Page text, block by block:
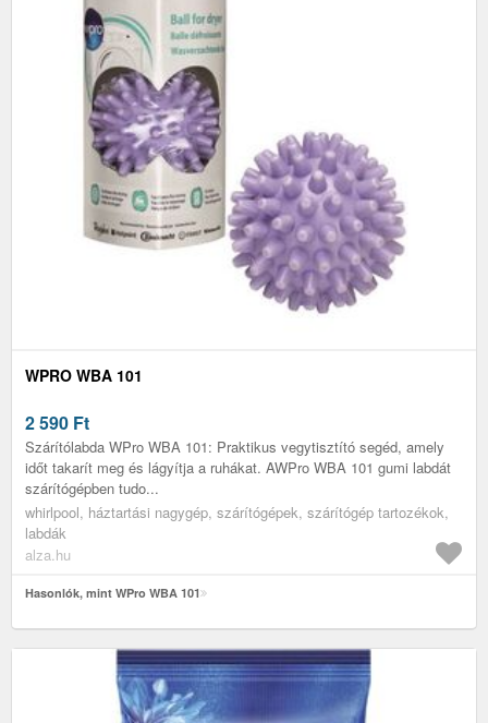
WPRO WBA 101
2 590 Ft
Szárítólabda WPro WBA 101: Praktikus vegytisztító segéd, amely
időt takarít meg és lágyítja a ruhákat. AWPro WBA 101 gumi labdát
szárítógépben tudo...
whirlpool, háztartási nagygép, szárítógépek, szárítógép tartozékok,
labdák
alza.hu
Hasonlók, mint WPro WBA 101